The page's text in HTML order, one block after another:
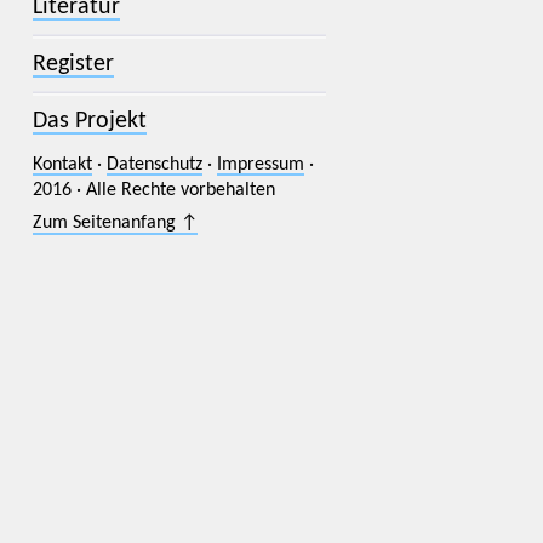
Literatur
Register
Das Projekt
Kontakt· Datenschutz· Impressum ·
2016 · Alle Rechte vorbehalten
Zum Seitenanfang ↑